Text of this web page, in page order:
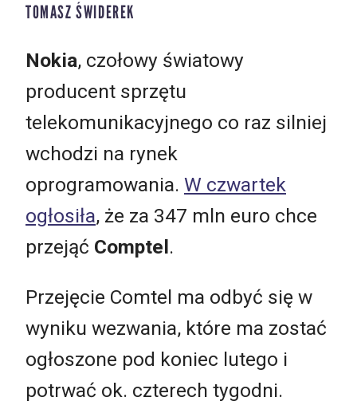
TOMASZ ŚWIDEREK
Nokia, czołowy światowy
producent sprzętu
telekomunikacyjnego co raz silniej
wchodzi na rynek
oprogramowania. W czwartek
ogłosiła, że za 347 mln euro chce
przejąć Comptel.
Przejęcie Comtel ma odbyć się w
wyniku wezwania, które ma zostać
ogłoszone pod koniec lutego i
potrwać ok. czterech tygodni.